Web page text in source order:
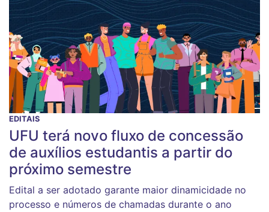
EDITAIS
UFU terá novo fluxo de concessão
de auxílios estudantis a partir do
próximo semestre
Edital a ser adotado garante maior dinamicidade no
processo e números de chamadas durante o ano